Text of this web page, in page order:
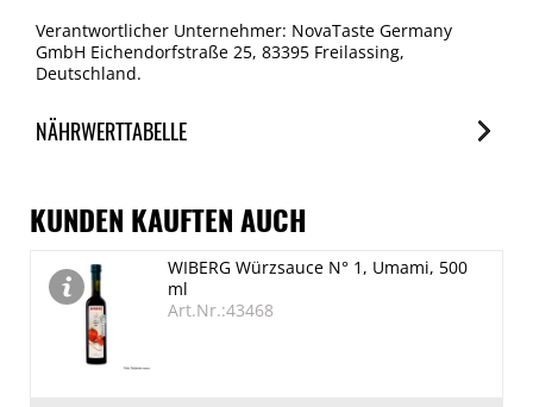
Verantwortlicher Unternehmer: NovaTaste Germany
GmbH Eichendorfstraße 25, 83395 Freilassing,
Deutschland.
NÄHRWERTTABELLE
je 100g
Brennwert
782 kJ/186 kcal
Fett
davon gesättigte Fettsäuren
KUNDEN KAUFTEN AUCH
WIBERG Würzsauce N° 1, Umami, 500
ml
Art.Nr.:43468